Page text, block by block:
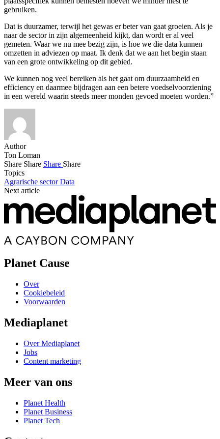
gebruiken.
Dat is duurzamer, terwijl het gewas er beter van gaat groeien. Als je
naar de sector in zijn algemeenheid kijkt, dan wordt er al veel
gemeten. Waar we nu mee bezig zijn, is hoe we die data kunnen
omzetten in adviezen op maat. Ik denk dat we aan het begin staan
van een grote ontwikkeling op dit gebied.
We kunnen nog veel bereiken als het gaat om duurzaamheid en
efficiency en daarmee bijdragen aan een betere voedselvoorziening
in een wereld waarin steeds meer monden gevoed moeten worden.”
Author
Ton Loman
Share Share Share Share
Topics
Agrarische sectorData
Next article
Planet Cause
Over
Cookiebeleid
Voorwaarden
Mediaplanet
Over Mediaplanet
Jobs
Content marketing
Meer van ons
Planet Health
Planet Business
Planet Tech